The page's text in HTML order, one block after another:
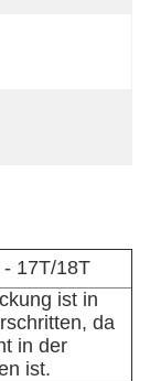
17T/18T
ist in
da
in der
ist.